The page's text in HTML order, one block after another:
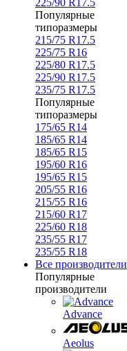
225/90 R17.5
Популярные
типоразмеры
215/75 R17.5
225/75 R16
225/80 R17.5
225/90 R17.5
235/75 R17.5
Популярные
типоразмеры
175/65 R14
185/65 R14
185/65 R15
195/60 R16
195/65 R15
205/55 R16
215/55 R16
215/60 R17
225/60 R18
235/55 R17
235/55 R18
Все производители
Популярные
производители
Advance
Aeolus